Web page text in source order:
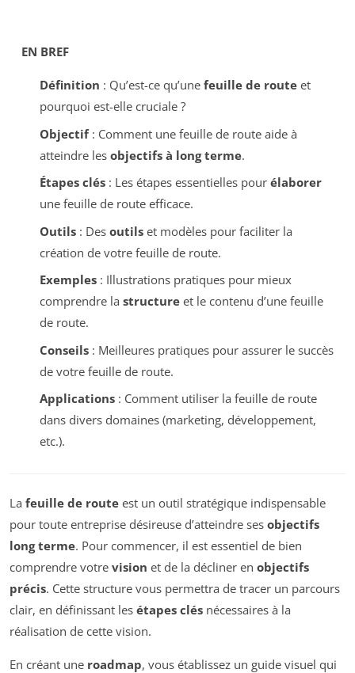
EN BREF
Définition : Qu’est-ce qu’une feuille de routeet
pourquoi est-elle cruciale ?
Objectif: Comment une feuille de route aide à
atteindre les objectifs à long terme.
Étapes clés: Les étapes essentielles pour élaborer
une feuille de route efficace.
Outils: Des outilset modèles pour faciliter la
création de votre feuille de route.
Exemples: Illustrations pratiques pour mieux
comprendre la structureet le contenu d’une feuille
de route.
Conseils: Meilleures pratiques pour assurer le succès
de votre feuille de route.
Applications: Comment utiliser la feuille de route
dans divers domaines (marketing, développement,
etc.).
La feuille de route est un outil stratégique indispensable
pour toute entreprise désireuse d’atteindre ses objectifs
long terme. Pour commencer, il est essentiel de bien
comprendre votre vision et de la décliner en objectifs
précis. Cette structure vous permettra de tracer un parcours
clair, en définissant les étapes clés nécessaires à la
réalisation de cette vision.
En créant une roadmap, vous établissez un guide visuel qui